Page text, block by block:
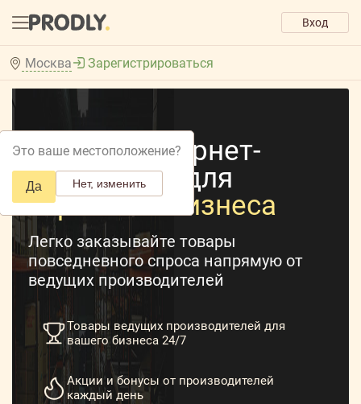
Вход
Москва
Это ваше местоположение?
Да Нет, изменить
Зарегистрироваться
Prodly - интернет-
платформа для
торгового бизнеса
Легко заказывайте товары
повседневного спроса напрямую от
ведущих производителей
Товары ведущих производителей для
вашего бизнеса 24/7
Акции и бонусы от производителей
каждый день